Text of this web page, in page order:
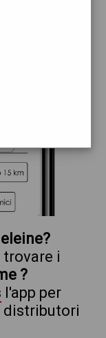
i
?
l'app per
distributori